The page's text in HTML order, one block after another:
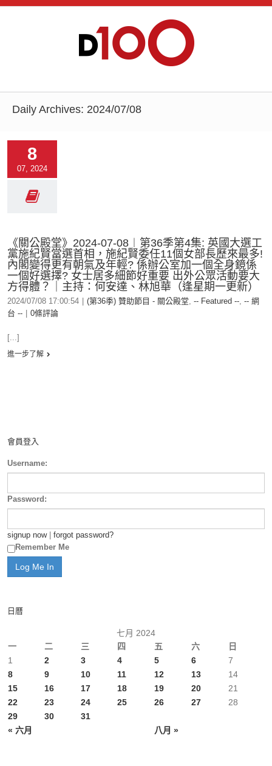
Daily Archives: 2024/07/08
8
07, 2024
《關公殿堂》2024-07-08︱第36季第4集: 英國大選工
黨施紀賢當選首相，施紀賢委任11個女部長歷來最多!
內閣變得更有朝氣及年輕? 係辦公室加一個全身鏡係
一個好選擇? 女士居多細節好重要 出外公眾活動要大
方得體？｜主持：何安達、林旭華（逢星期一更新）
2024/07/08 17:00:54 (第36季) 贊助節目 - 關公殿堂, -- Featured --, -- 網
台 --
0條評論
[...]
進一步了解
會員登入
Username:
Password:
signup now| forgot password?
Remember Me
日曆
七月 2024
一
二 三 四 五 六 日
« 六月 八月 »
1 2 3 4 5 6
7
8
9 10 11 12 13
14
15
16 17 18 19 20
21
22
23 24 25 26 27
28
29
30 31